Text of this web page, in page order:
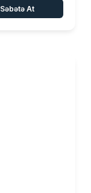
Səbətə At